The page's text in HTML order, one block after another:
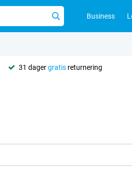
Business
31 dagergratisreturnering